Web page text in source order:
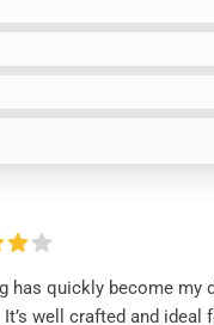
has quickly become my
well crafted and ideal